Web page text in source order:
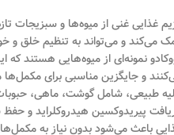
غذایی غنی از میوه‌ها و سبزیجات
می‌کند و می‌تواند به تنظیم خلق و
نمونه‌ای از میوه‌هایی هستند
و جایگزین مناسبی برای
طبیعی، شامل گوشت، ماهی،
پیریدوکسین هیدروکلراید و